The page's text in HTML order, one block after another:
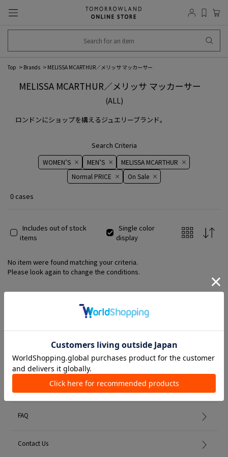
Top Brands MELISSA MCARTHUR／メリッサ マッカーサー
MELISSA MCARTHUR／メリッサ マッカーサー
(ALL)
ロンドンにショップを構えるジュエリーブランド。
Search Criteria
WOMEN’S MEN’S
MELISSA MCARTHUR
Normal PRICE
On ​​Sale​​
0 cases
Includes out of stock
items
Single color
display
No item were found matching your criteria.
Please look again to change the conditions.
Member Services
初めての方へ
FAQ
Contact Us